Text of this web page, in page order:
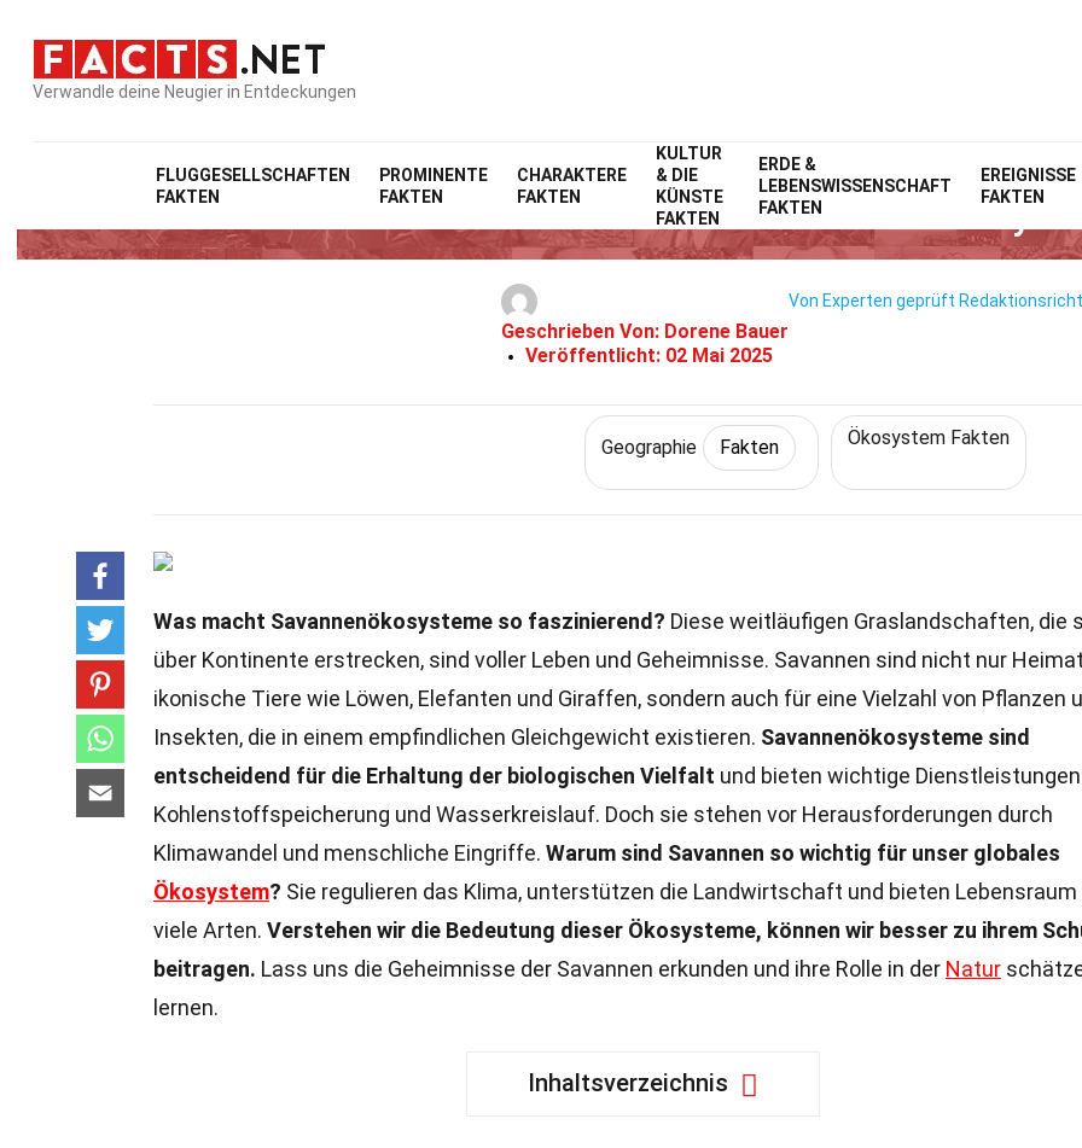
Verwandle deine Neugier in Entdeckungen
FLUGGESELLSCHAFTEN
FAKTEN
PROMINENTE
FAKTEN
CHARAKTERE
FAKTEN
KULTUR
& DIE
KÜNSTE
FAKTEN
ERDE &
LEBENSWISSENSCHAFT
FAKTEN
EREIGNISSE
FAKTEN
Home WissenschaftFakten Fakten
37 Fakten Über
Geschrieben Von: Dorene Bauer
Veröffentlicht: 02 Mai 2025
Von Experten geprüft
Geographie Fakten Ökosystem Fakten
Was macht Savannenökosysteme so faszinierend? Diese weitläufigen Graslandschaften, die
über Kontinente erstrecken, sind voller Leben und Geheimnisse. Savannen sind nicht nur
ikonische Tiere wie Löwen, Elefanten und Giraffen, sondern auch für eine Vielzahl von Pflanzen
Insekten, die in einem empfindlichen Gleichgewicht existieren. Savannenökosysteme sind
entscheidend für die Erhaltung der biologischen Vielfalt und bieten wichtige
Kohlenstoffspeicherung und Wasserkreislauf. Doch sie stehen vor Herausforderungen durch
Klimawandel und menschliche Eingriffe. Warum sind Savannen so wichtig für unser globales
Ökosystem? Sie regulieren das Klima, unterstützen die Landwirtschaft und bieten
viele Arten. Verstehen wir die Bedeutung dieser Ökosysteme, können wir besser zu ihrem
beitragen. Lass uns die Geheimnisse der Savannen erkunden und ihre Rolle in der Natur
lernen.
Inhaltsverzeichnis